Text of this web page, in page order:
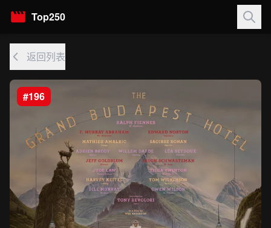
Top250
返回列表
#196